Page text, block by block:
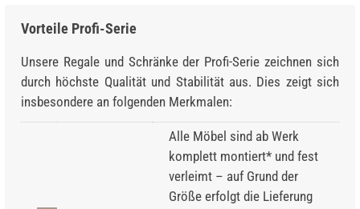
Vorteile Profi-Serie
Unsere Regale und Schränke der Profi-Serie zeichnen sich
durch höchste Qualität und Stabilität aus. Dies zeigt sich
insbesondere an folgenden Merkmalen:
Alle Möbel sind ab Werk
komplett montiert* und fest
verleimt – auf Grund der
Größe erfolgt die Lieferung